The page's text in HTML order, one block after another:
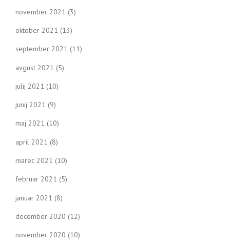
november 2021 (3)
oktober 2021 (13)
september 2021 (11)
avgust 2021 (5)
julij 2021 (10)
junij 2021 (9)
maj 2021 (10)
april 2021 (8)
marec 2021 (10)
februar 2021 (5)
januar 2021 (8)
december 2020 (12)
november 2020 (10)